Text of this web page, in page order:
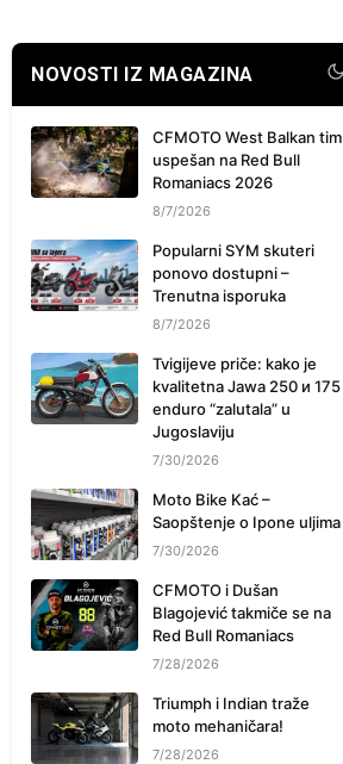
NOVOSTI IZ MAGAZINA
CFMOTO West Balkan tim
uspešan na Red Bull
Romaniacs 2026
8/7/2026
Popularni SYM skuteri
ponovo dostupni –
Trenutna isporuka
8/7/2026
Tvigijeve priče: kako je
kvalitetna Jawa 250 и 175
enduro “zalutala” u
Jugoslaviju
7/30/2026
Moto Bike Kać –
Saopštenje o Ipone uljima
7/30/2026
CFMOTO i Dušan
Blagojević takmiče se na
Red Bull Romaniacs
7/28/2026
Triumph i Indian traže
moto mehaničara!
7/28/2026